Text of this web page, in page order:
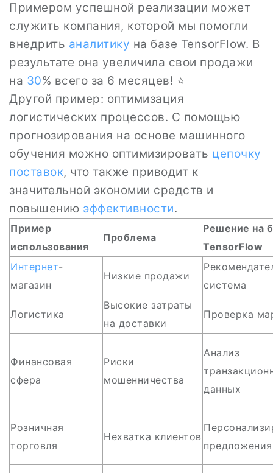
Примером успешной реализации может
служить компания, которой мы помогли
внедрить аналитику на базе TensorFlow. В
результате она увеличила свои продажи
на 30% всего за 6 месяцев! ⭐
Другой пример: оптимизация
логистических процессов. С помощью
прогнозирования на основе машинного
обучения можно оптимизировать цепочку
поставок, что также приводит к
значительной экономии средств и
повышению эффективности.
Пример
использования
Проблема
Решение на
TensorFlow
Интернет-
магазин
Низкие продажи
система
Логистика
Высокие затраты
на доставки
Проверка
Финансовая
сфера
Риски
мошенничества
Анализ
данных
Розничная
торговля
Нехватка клиентов
предложения